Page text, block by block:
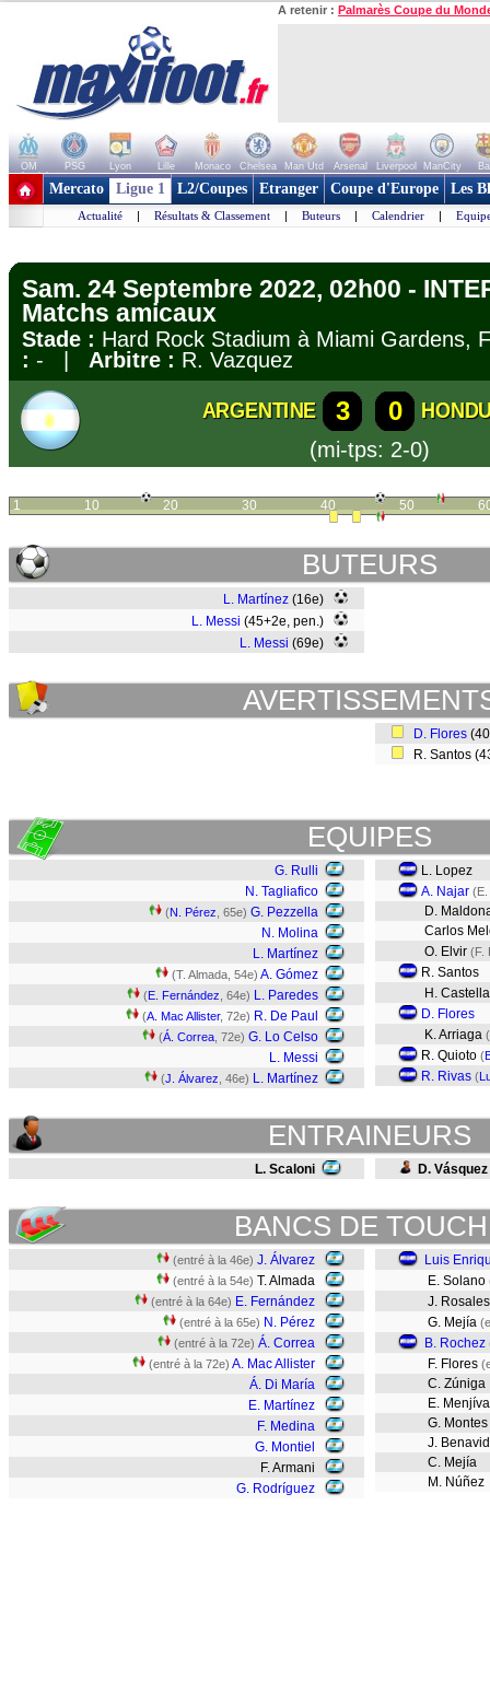
A retenir : Palmarès Coupe du
OM PSG Lyon Lille Monaco Chelsea Man Utd Arsenal Liverpool ManCity
+ de clubs
Mercato Ligue 1 L2/Coupes Etranger Coupe d'Europe Les
Actualité | Résultats & Classement | Buteurs | Calendrier |
Sam. 24 Septembre 2022, 02h00 -
Matchs amicaux
Stade : Hard Rock Stadium à Miami
: - | Arbitre : R. Vazquez
ARGENTINE 3 0
(mi-tps: 2-0)
1 10 20 30 40 50
BUTEURS
L. Martínez (16e)
L. Messi (45+2e, pen.)
L. Messi (69e)
D. Flores
R. Santos
EQUIPES
G. Rulli
N. Tagliafico
(N. Pérez , 65e) G. Pezzella
N. Molina
L. Martínez
(T. Almada, 54e) A. Gómez
(E. Fernández , 64e) L. Paredes
(A. Mac Allister, 72e) R. De Paul
(Á. Correa , 72e) G. Lo Celso
L. Messi
(J. Álvarez , 46e) L. Martínez
L. Lopez
A. Najar (E.
D.
Carlos
O. Elvir (F.
R. Santos
H.
D. Flores
K. Arriaga
R. Quioto (
R. Rivas (
ENTRAINEURS
L. Scaloni D. Vásquez
BANCS DE
(entré à la 46e) J. Álvarez
(entré à la 54e) T. Almada
(entré à la 64e) E. Fernández
(entré à la 65e) N. Pérez
(entré à la 72e) Á. Correa
(entré à la 72e) A. Mac Allister
Á. Di María
E. Martínez
F. Medina
G. Montiel
F. Armani
G. Rodríguez
Luis
E. Solano
J.
G. Mejía
B. Rochez
F. Flores
C. Zúniga
E.
G. Montes
J.
C. Mejía
M. Núñez